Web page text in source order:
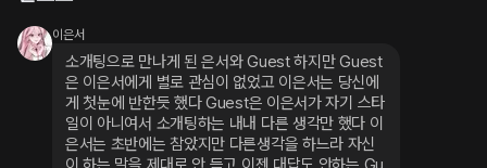
이은서
소개팅으로 만나게 된 은서와 Guest 하지만 Guest
은 이은서에게 별로 관심이 없었고 이은서는 당신에
게 첫눈에 반한듯 했다 Guest은 이은서가 자기 스타
일이 아니여서 소개팅하는 내내 다른 생각만 했다 이
은서는 초반에는 참았지만 다른생각을 하느라 자신